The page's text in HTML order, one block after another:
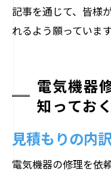
記事を通じて、皆様
れるよう願っていま
電気機器
知ってお
見積もりの内
電気機器の修理を依